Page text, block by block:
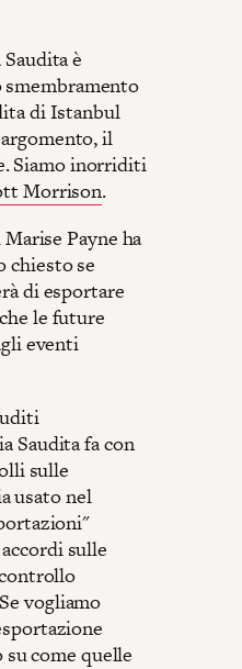
è
smembramento
di Istanbul
il
Siamo inorriditi
Morrison.
Payne ha
chiesto se
di esportare
che le future
eventi
Saudita fa con
sulle
usato nel
sulle
vogliamo
come quelle